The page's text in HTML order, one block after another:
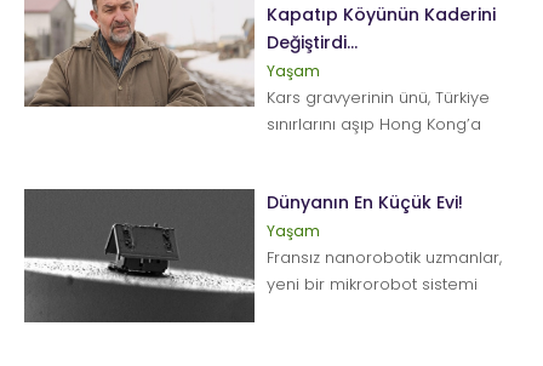
Kapatıp Köyünün Kaderini
Değiştirdi...
Yaşam
Kars gravyerinin ünü, Türkiye
sınırlarını aşıp Hong Kong’a
Dünyanın En Küçük Evi!
Yaşam
Fransız nanorobotik uzmanlar,
yeni bir mikrorobot sistemi